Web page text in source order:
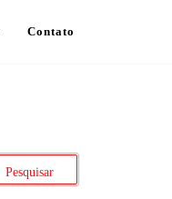
Contato